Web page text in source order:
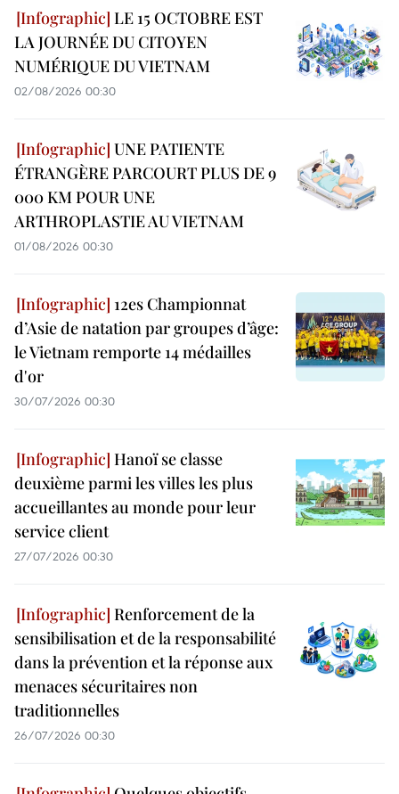
LE 15 OCTOBRE EST
LA JOURNÉE DU CITOYEN
NUMÉRIQUE DU VIETNAM
02/08/2026 00:30
UNE PATIENTE
ÉTRANGÈRE PARCOURT PLUS DE 9
000 KM POUR UNE
ARTHROPLASTIE AU VIETNAM
01/08/2026 00:30
12es Championnat
d’Asie de natation par groupes d’âge:
le Vietnam remporte 14 médailles
d'or
30/07/2026 00:30
Hanoï se classe
deuxième parmi les villes les plus
accueillantes au monde pour leur
service client
27/07/2026 00:30
Renforcement de la
sensibilisation et de la responsabilité
dans la prévention et la réponse aux
menaces sécuritaires non
traditionnelles
26/07/2026 00:30